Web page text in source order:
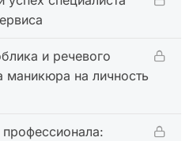
и речевого
маникюра на личность